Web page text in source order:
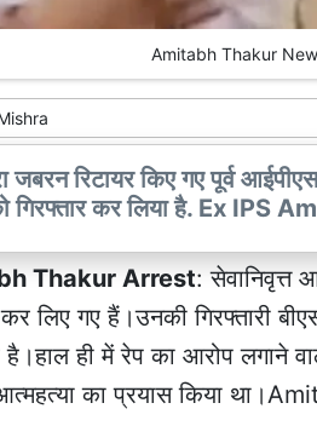
Amitabh Thakur
जबरन रिटायर किए गए पूर्व
गिरफ्तार कर लिया है. Ex
Thakur Arrest: सेवानिवृत्त
कर लिए गए हैं।उनकी
ही में रेप का आरोप लगाने
का प्रयास किया